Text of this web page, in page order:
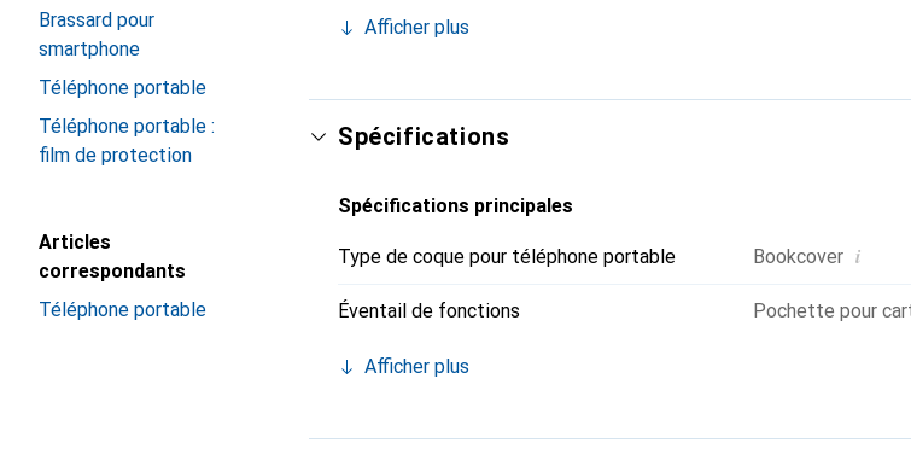
Brassard pour
smartphone
Téléphone portable
Téléphone portable :
film de protection
Articles
correspondants
Téléphone portable
haute qualité, la marque Noreve est un choix fiable pour une
Afficher plus
Spécifications
Spécifications principales
Type de coque pour téléphone portable Bookcover i
Éventail de fonctions Pochette pour
Afficher plus